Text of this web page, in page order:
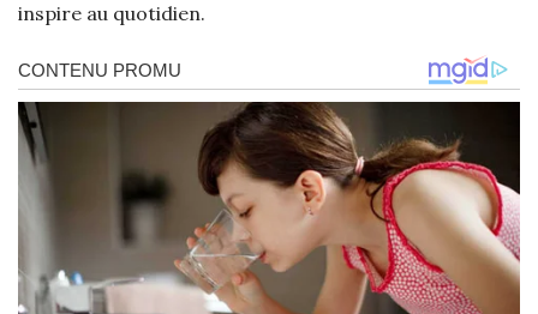
inspire au quotidien.